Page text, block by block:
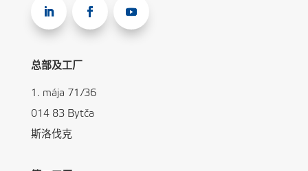
总部及工厂
1. mája 71/36
014 83 Bytča
斯洛伐克